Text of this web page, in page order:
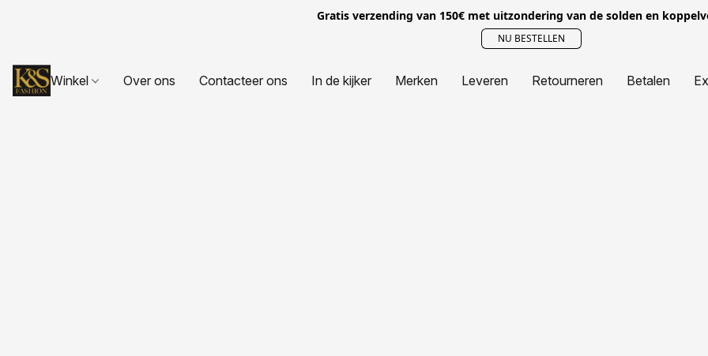
Gratis verzending van 150€ met uitzondering van de solden en
NU BESTELLEN
Winkel Over ons Contacteer ons In de kijker Merken Leveren Retourneren Betalen